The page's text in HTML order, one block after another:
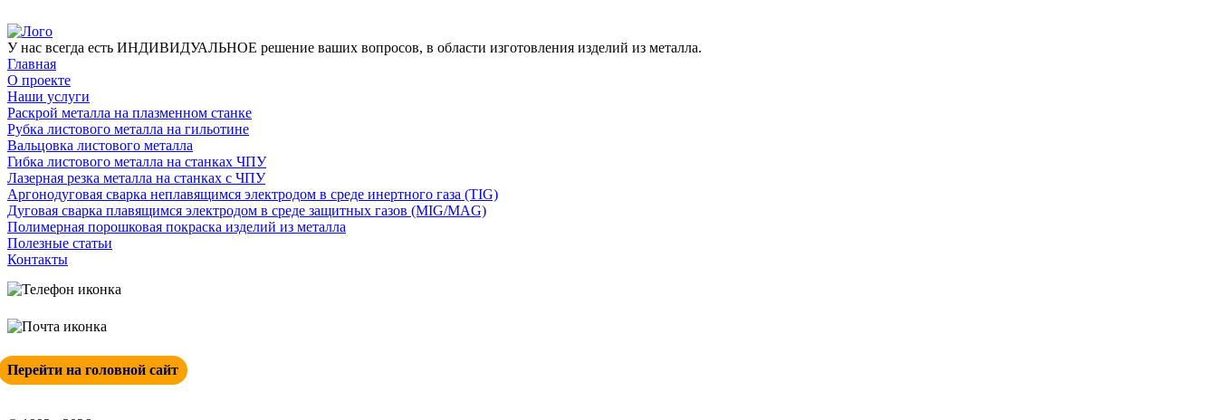
У нас всегда есть ИНДИВИДУАЛЬНОЕ решение ваших вопросов, в области изготовления изделий из металла.
Главная
О проекте
Наши услуги
Раскрой металла на плазменном станке
Рубка листового металла на гильотине
Вальцовка листового металла
Гибка листового металла на станках ЧПУ
Лазерная резка металла на станках с ЧПУ
Аргонодуговая сварка неплавящимся электродом в среде инертного газа (TIG)
Дуговая сварка плавящимся электродом в среде защитных газов (MIG/MAG)
Полимерная порошковая покраска изделий из металла
Полезные статьи
Контакты
Перейти на головной сайт